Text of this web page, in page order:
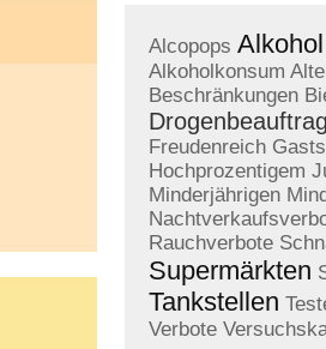
Alcopops Alkohol
Alkoholkonsum
Beschränkungen
Freudenreich
Hochprozentigem
Minderjährigen
Rauchverbote
Supermärkten
Tankstellen
Verbote